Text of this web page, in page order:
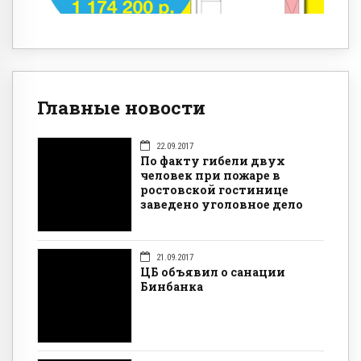
Главные новости
22.09.2017
По факту гибели двух
человек при пожаре в
ростовской гостинице
заведено уголовное дело
21.09.2017
ЦБ объявил о санации
Бинбанка